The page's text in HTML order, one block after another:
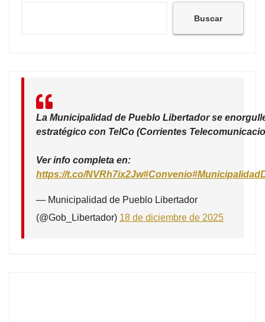
Buscar
La Municipalidad de Pueblo Libertador se
estratégico con TelCo (Corrientes
Ver info completa en:
https://t.co/NVRh7ix2Jw#Convenio
— Municipalidad de Pueblo Libertador
(@Gob_Libertador) 18 de diciembre de 2025